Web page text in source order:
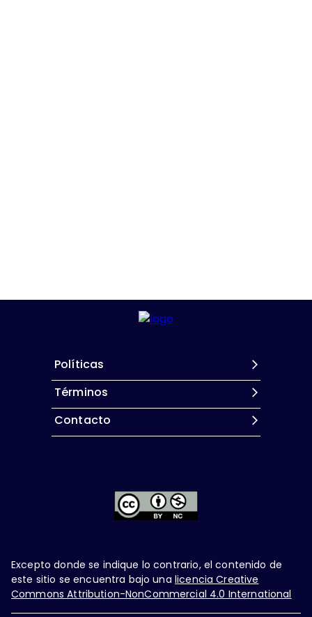
Políticas
Términos
Contacto
Excepto donde se indique lo contrario, el contenido de
este sitio se encuentra bajo una licencia Creative
Commons Attribution-NonCommercial 4.0 International